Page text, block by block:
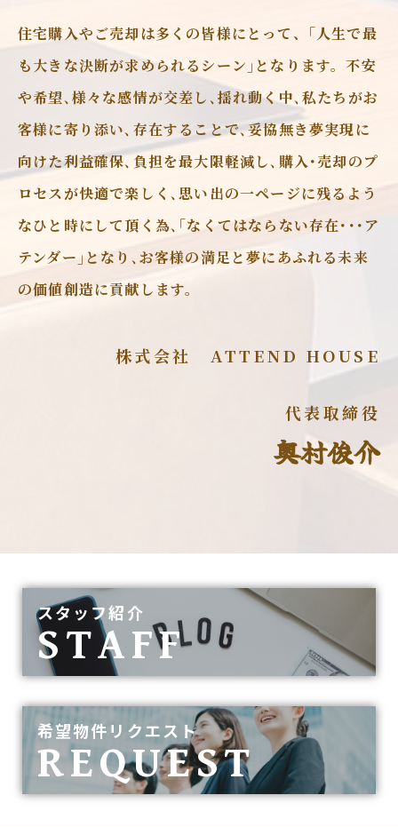
住宅購入やご売却は多くの皆様にとって、｢人生で最
も大きな決断が求められるシーン｣となります。不安
や希望､様々な感情が交差し､揺れ動く中､私たちがお
客様に寄り添い､存在することで､妥協無き夢実現に
向けた利益確保､負担を最大限軽減し､購入･売却のプ
ロセスが快適で楽しく､思い出の一ページに残るよう
なひと時にして頂く為､｢なくてはならない存在･･･ア
テンダー｣となり､お客様の満足と夢にあふれる未来
の価値創造に貢献します。
株式会社 ATTEND HOUSE
代表取締役
奥村俊介
スタッフ紹介
STAFF
希望物件リクエスト
REQUEST